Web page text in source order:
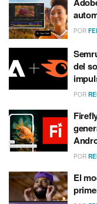
POR
del
POR
POR
El